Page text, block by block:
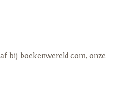
bij boekenwereld.com, onze